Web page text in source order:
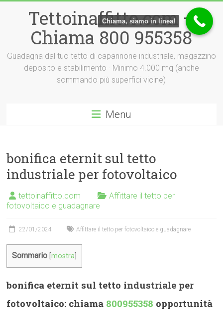
contenutoTettoinaffitto.com –
Chiama 800 955358
Guadagna dal tuo tetto di capannone industriale, magazzino
deposito e stabilimento · Minimo 4.000 mq (anche
sommando più superfici vicine)
Menu
bonifica eternit sul tetto
industriale per fotovoltaico
tettoinaffitto.com
Affittare il tetto per
fotovoltaico e guadagnare
22/01/2024 Affittare il tetto per fotovoltaico e guadagnare
Sommario [mostra
bonifica eternit sul tetto industriale per
fotovoltaico: chiama 800955358 opportunità
Chiama, siamo in linea!